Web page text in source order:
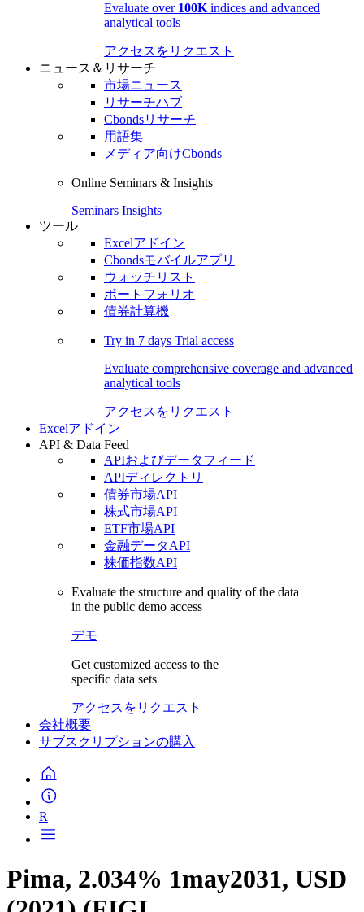
Evaluate over 100K indices and advanced
analytical tools
アクセスをリクエスト
ニュース＆リサーチ
市場ニュース
リサーチハブ
Cbondsリサーチ
用語集
メディア向けCbonds
Online Seminars & Insights
Seminars Insights
ツール
Excelアドイン
Cbondsモバイルアプリ
ウォッチリスト
ポートフォリオ
債券計算機
Try in 7 days Trial access
Evaluate comprehensive coverage and advanced
analytical tools
アクセスをリクエスト
Excelアドイン
API & Data Feed
APIおよびデータフィード
APIディレクトリ
債券市場API
株式市場API
ETF市場API
金融データAPI
株価指数API
Evaluate the structure and quality of the data
in the public demo access
デモ
Get customized access to the
specific data sets
アクセスをリクエスト
会社概要
サブスクリプションの購入
R
Pima, 2.034% 1may2031, USD